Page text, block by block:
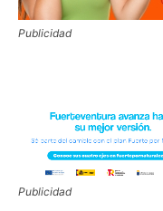
Publicidad
Publicidad